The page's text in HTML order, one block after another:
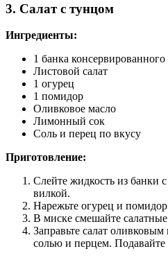
3. Салат с тунцом
Ингредиенты:
1 банка
Листовой салат
1 огурец
1 помидор
Оливковое масло
Лимонный сок
Соль и перец по вкусу
Приготовление:
Слейте жидкость из банки
вилкой.
Нарежьте огурец и
В миске смешайте
Заправьте салат
солью и перцем. Подавайте